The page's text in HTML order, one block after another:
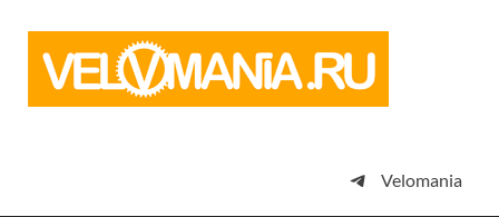
просто
Velomania